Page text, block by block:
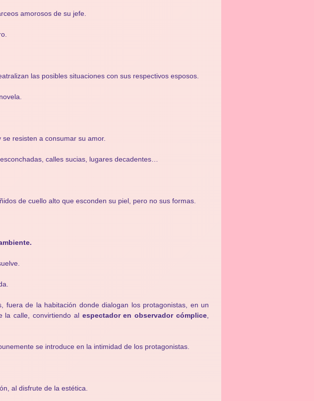
amorosos de su jefe.
las posibles situaciones con sus respectivos esposos.
resisten a consumar su amor.
calles sucias, lugares decadentes…
de cuello alto que esconden su piel, pero no sus formas.
fuera de la habitación donde dialogan los protagonistas, en un
la calle, convirtiendo al espectador en observador cómplice
se introduce en la intimidad de los protagonistas.
al disfrute de la estética.